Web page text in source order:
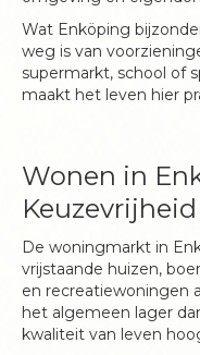
Wat Enköping
weg is van
supermarkt, school of
maakt het leven hier
Wonen in
De woningmarkt in
vrijstaande huizen,
en recreatiewoningen
het algemeen lager
kwaliteit van leven